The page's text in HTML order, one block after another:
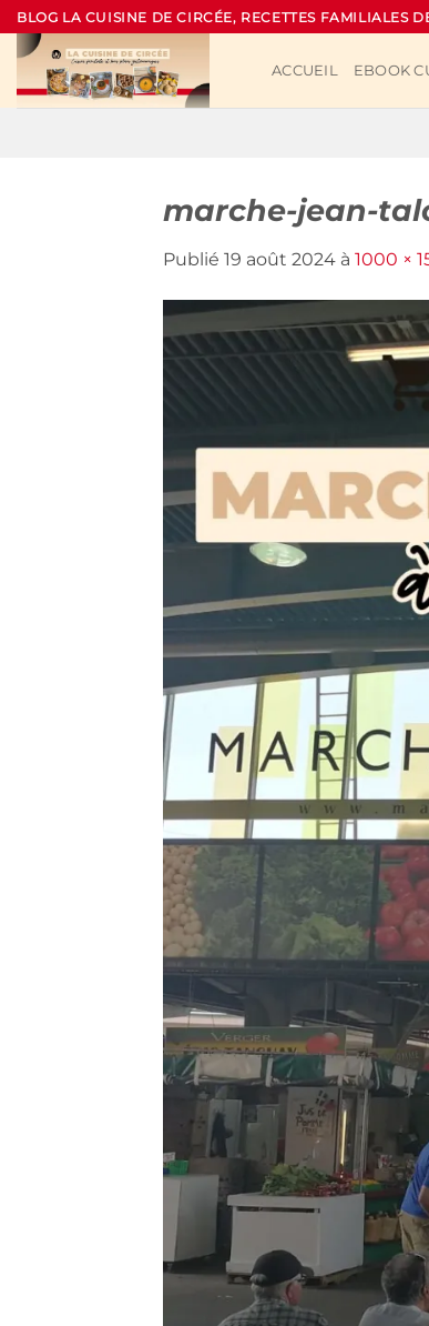
Passer
au
contenu
BLOG LA CUISINE DE CIRCÉE, RECETTES FAMILIALES
ACCUEIL EBOOK
marche-jean-
Publié 19 août 2024 à 1000 ×